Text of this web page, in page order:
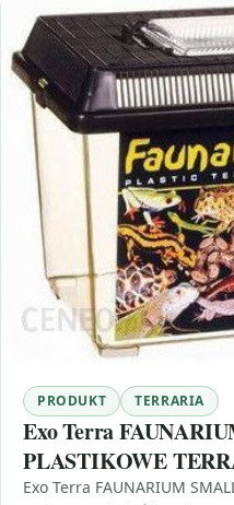
PRODUKT TERRARIA
Exo Terra
PLASTIKOWE
Exo Terra FAUNARIUM